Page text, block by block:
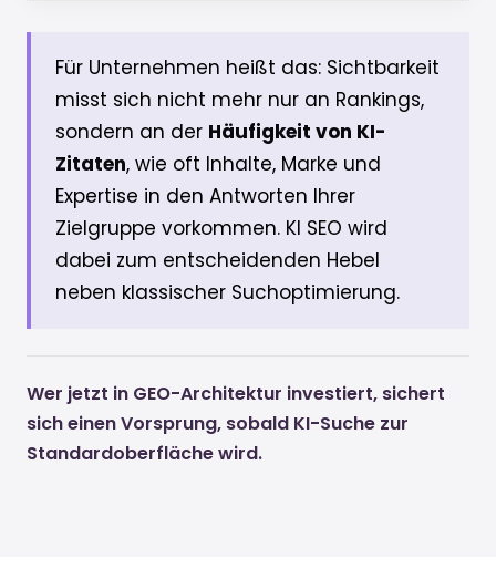
Für Unternehmen heißt das: Sichtbarkeit
misst sich nicht mehr nur an Rankings,
sondern an der Häufigkeit von KI-
Zitaten, wie oft Inhalte, Marke und
Expertise in den Antworten Ihrer
Zielgruppe vorkommen. KI SEO wird
dabei zum entscheidenden Hebel
neben klassischer Suchoptimierung.
Wer jetzt in GEO-Architektur investiert, sichert
sich einen Vorsprung, sobald KI-Suche zur
Standardoberfläche wird.